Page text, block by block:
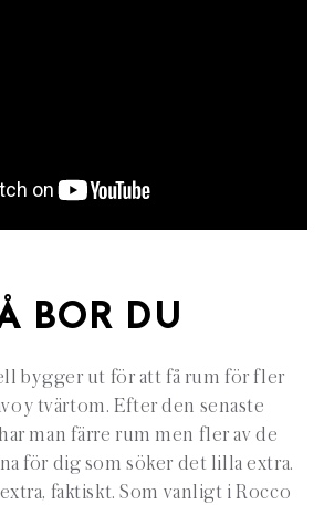
BOR DU
bygger ut för att få rum för fler
tvärtom. Efter den senaste
man färre rum men fler av de
för dig som söker det lilla extra.
faktiskt. Som vanligt i Rocco